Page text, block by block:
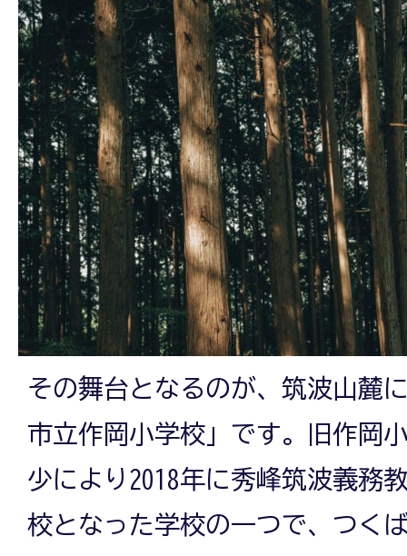
初
「木
の
酒」
その舞台となるのが、筑波山麓
市立作岡小学校」です。旧作岡
少により2018年に秀峰筑波義務
校となった学校の一つで、つく